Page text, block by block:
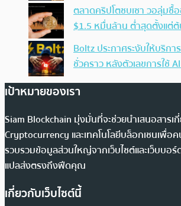
ตลาดคริปโตซบเซา วอลุ่มซื้
$1.5 หมื่นล้าน ต่ำสุดตั้งแต่
Boltz ประกาศระงับให้บริกา
ชั่วคราว หลังตัวเลขการใช้
เป้าหมายของเรา
Siam Blockchain มุ่งมั่นที่จะช่วยนำเสนอสารเ
Cryptocurrency และเทคโนโลยีบล็อกเชนเพื่อค
รวบรวมข้อมูลส่วนใหญ่จากเว็บไซต์และเว็บบอร์
แปลส่งตรงถึงฟีดคุณ
เกี่ยวกับเว็บไซต์นี้